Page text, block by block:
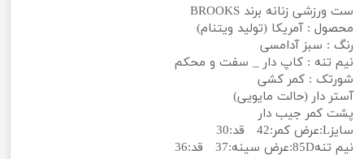
ست ورزشی زنانه برند BROOKS
محصول : آمریکا (تولید ویتنام)
رنگ : سبز آدامسی
نیم تنه : کاپ دار _ سفت و محکم
شورتک : کمر کشی
آستر دار (حالت مایویی)
پشت کمر جیب دار
سایزL:عرض کمر:42 قد:30
نیم تنه85D:عرض سینه:37 قد:36